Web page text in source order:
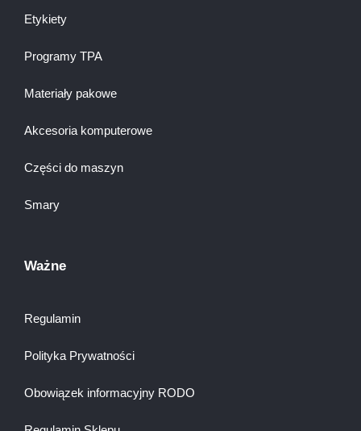
Etykiety
Programy TPA
Materiały pakowe
Akcesoria komputerowe
Części do maszyn
Smary
Ważne
Regulamin
Polityka Prywatności
Obowiązek informacyjny RODO